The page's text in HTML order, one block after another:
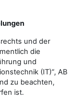
und der
die
und
(IT)“, AB
zu beachten,
ist.